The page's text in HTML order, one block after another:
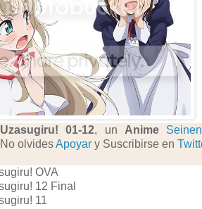
01-12, un Anime
Seinen
olvidesApoyar y Suscribirse en
OVA
12 Final
11